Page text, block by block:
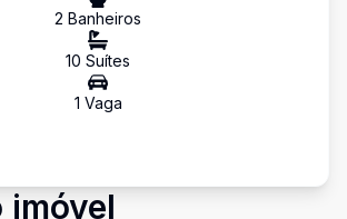
2 Banheiros
10 Suítes
1 Vaga
imóvel